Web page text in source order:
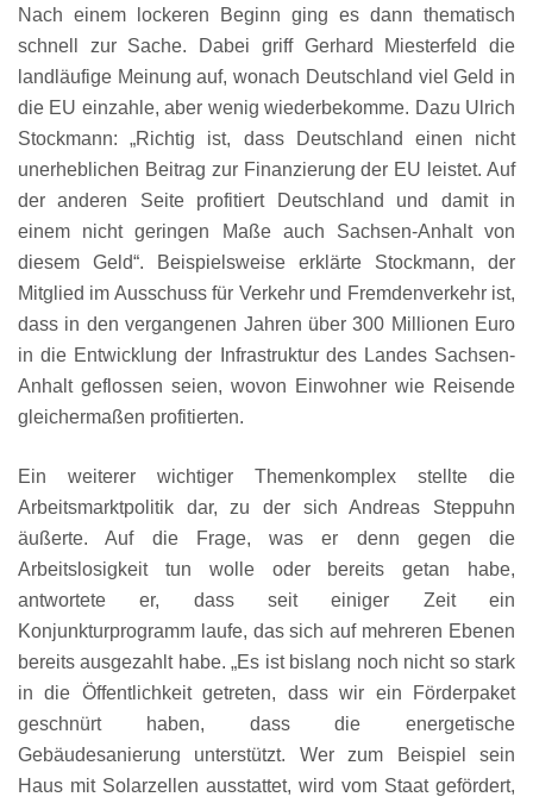
Nach einem lockeren Beginn ging es dann thematisch
schnell zur Sache. Dabei griff Gerhard Miesterfeld die
landläufige Meinung auf, wonach Deutschland viel Geld in
die EU einzahle, aber wenig wiederbekomme. Dazu Ulrich
Stockmann: „Richtig ist, dass Deutschland einen nicht
unerheblichen Beitrag zur Finanzierung der EU leistet. Auf
der anderen Seite profitiert Deutschland und damit in
einem nicht geringen Maße auch Sachsen-Anhalt von
diesem Geld“. Beispielsweise erklärte Stockmann, der
Mitglied im Ausschuss für Verkehr und Fremdenverkehr ist,
dass in den vergangenen Jahren über 300 Millionen Euro
in die Entwicklung der Infrastruktur des Landes Sachsen-
Anhalt geflossen seien, wovon Einwohner wie Reisende
gleichermaßen profitierten.
Ein weiterer wichtiger Themenkomplex stellte die
Arbeitsmarktpolitik dar, zu der sich Andreas Steppuhn
äußerte. Auf die Frage, was er denn gegen die
Arbeitslosigkeit tun wolle oder bereits getan habe,
antwortete er, dass seit einiger Zeit ein
Konjunkturprogramm laufe, das sich auf mehreren Ebenen
bereits ausgezahlt habe. „Es ist bislang noch nicht so stark
in die Öffentlichkeit getreten, dass wir ein Förderpaket
geschnürt haben, dass die energetische
Gebäudesanierung unterstützt. Wer zum Beispiel sein
Haus mit Solarzellen ausstattet, wird vom Staat gefördert,